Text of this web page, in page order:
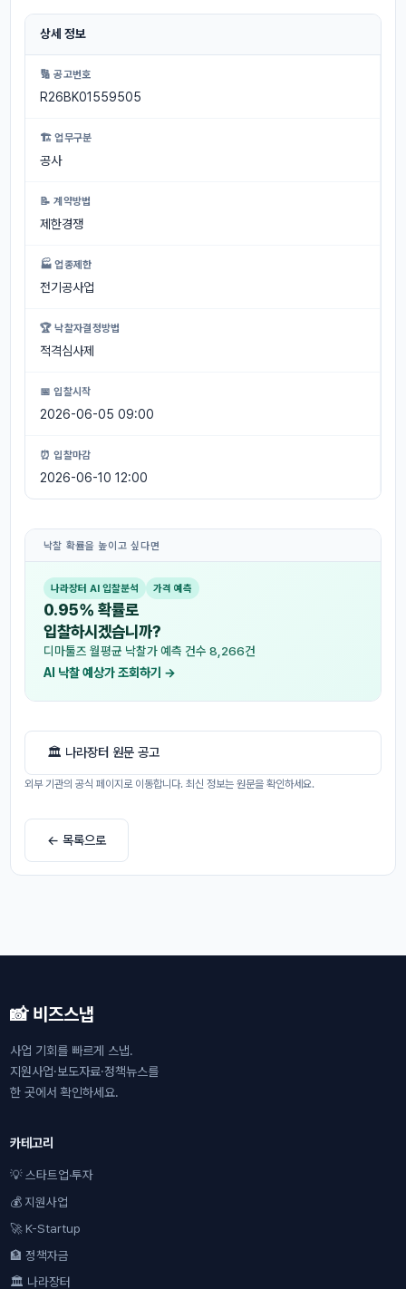
상세 정보
🔢 공고번호
R26BK01559505
🏗 업무구분
공사
📝 계약방법
제한경쟁
🏭 업종제한
전기공사업
🏆 낙찰자결정방법
적격심사제
📅 입찰시작
2026-06-05 09:00
⏰ 입찰마감
2026-06-10 12:00
낙찰 확률을 높이고 싶다면
나라장터 AI 입찰분석 가격 예측
0.95% 확률로
입찰하시겠습니까?
디마툴즈 월평균 낙찰가 예측 건수 8,266건
AI 낙찰 예상가 조회하기 →
🏛 나라장터 원문 공고
외부 기관의 공식 페이지로 이동합니다. 최신 정보는 원문을 확인하세요.
← 목록으로
📸 비즈스냅
사업 기회를 빠르게 스냅.
지원사업·보도자료·정책뉴스를
한 곳에서 확인하세요.
카테고리
💡 스타트업·투자
💰 지원사업
🚀 K-Startup
🏦 정책자금
🏛 나라장터